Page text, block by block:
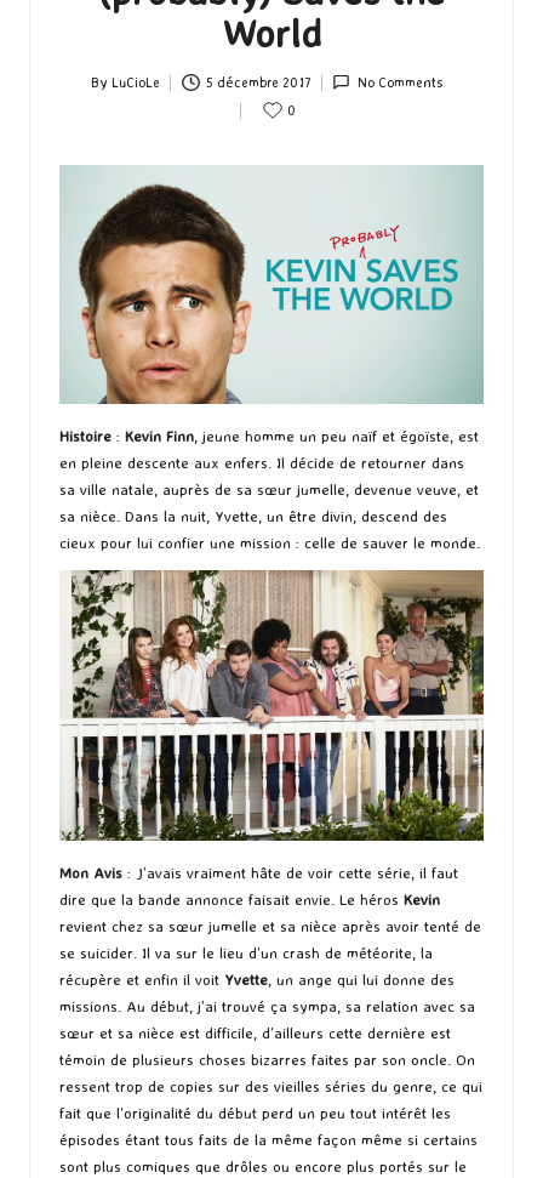
World
Posted
By LuCioLe 5 décembre 2017
No Comments
0
Histoire : Kevin Finn, jeune homme un peu naïf et égoïste, est
en pleine descente aux enfers. Il décide de retourner dans
sa ville natale, auprès de sa sœur jumelle, devenue veuve, et
sa nièce. Dans la nuit, Yvette, un être divin, descend des
cieux pour lui confier une mission : celle de sauver le monde.
Mon Avis : J’avais vraiment hâte de voir cette série, il faut
dire que la bande annonce faisait envie. Le héros Kevin
revient chez sa sœur jumelle et sa nièce après avoir tenté de
se suicider. Il va sur le lieu d’un crash de météorite, la
récupère et enfin il voit Yvette , un ange qui lui donne des
missions. Au début, j’ai trouvé ça sympa, sa relation avec sa
sœur et sa nièce est difficile, d’ailleurs cette dernière est
témoin de plusieurs choses bizarres faites par son oncle. On
ressent trop de copies sur des vieilles séries du genre, ce qui
fait que l’originalité du début perd un peu tout intérêt les
épisodes étant tous faits de la même façon même si certains
sont plus comiques que drôles ou encore plus portés sur le